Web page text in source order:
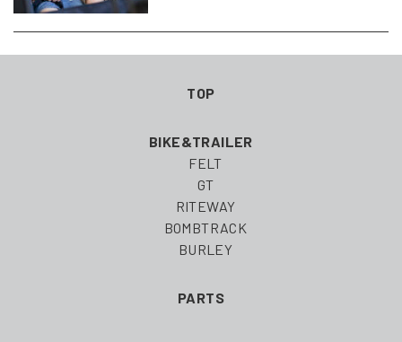
TOP
BIKE&TRAILER
FELT
GT
RITEWAY
BOMBTRACK
BURLEY
PARTS